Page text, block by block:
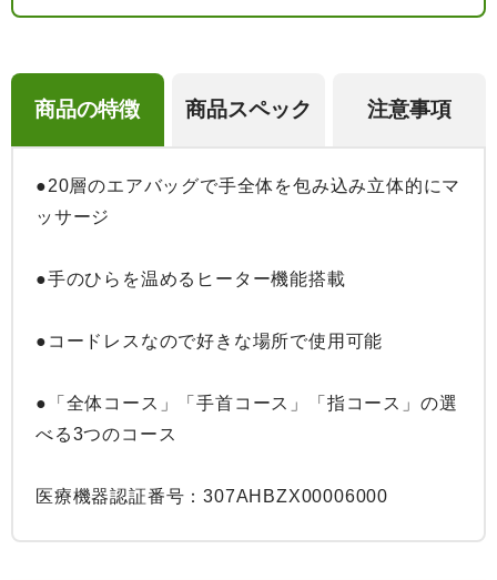
商品の特徴 商品スペック 注意事項
●20層のエアバッグで手全体を包み込み立体的にマ
ッサージ
●手のひらを温めるヒーター機能搭載
●コードレスなので好きな場所で使用可能
●「全体コース」「手首コース」「指コース」の選
べる3つのコース
医療機器認証番号：307AHBZX00006000